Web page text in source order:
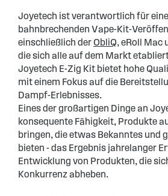
Joyetech ist verantwortlich für eine
bahnbrechenden Vape-Kit-
einschließlich der ObliQ, eRoll Mac
die sich alle auf dem Markt
Joyetech E-Zig Kit bietet hohe
mit einem Fokus auf die
Dampf-Erlebnisses.
Eines der großartigen Dinge an
konsequente Fähigkeit, Produkte
bringen, die etwas Bekanntes und
bieten - das Ergebnis jahrelanger
Entwicklung von Produkten, die
Konkurrenz abheben.